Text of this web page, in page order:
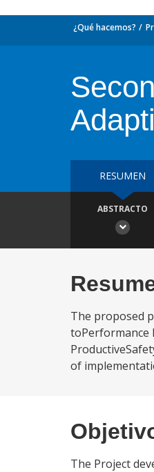
¿Qué hacemos?
RESUMEN
ABSTRACTO
The proposed
toPerformance
of
The Project